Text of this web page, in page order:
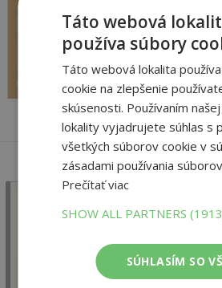
34 €
Na sklade
The
Nelson
Na sklade
Táto webová
používa súbory
Táto webová lokalita
cookie na zlepšenie
skúsenosti. Používaním
lokality vyjadrujete súhlas s
všetkých súborov cookie v
zásadami používania
Prečítať viac
SHOW ALL PARTNERS
SÚHLASÍM SO